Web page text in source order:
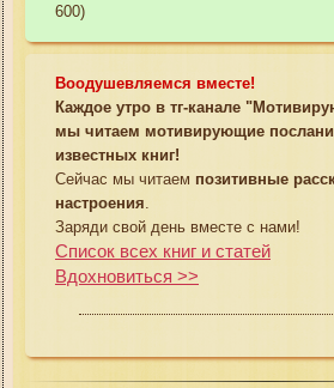
600)
Воодушевляемся вместе!
Каждое утро в тг-канале
мы читаем мотивирующие
известных книг!
Сейчас мы читаем позитивные
настроения
Заряди свой день вместе с нами!
Список всех книг и статей
Вдохновиться >>